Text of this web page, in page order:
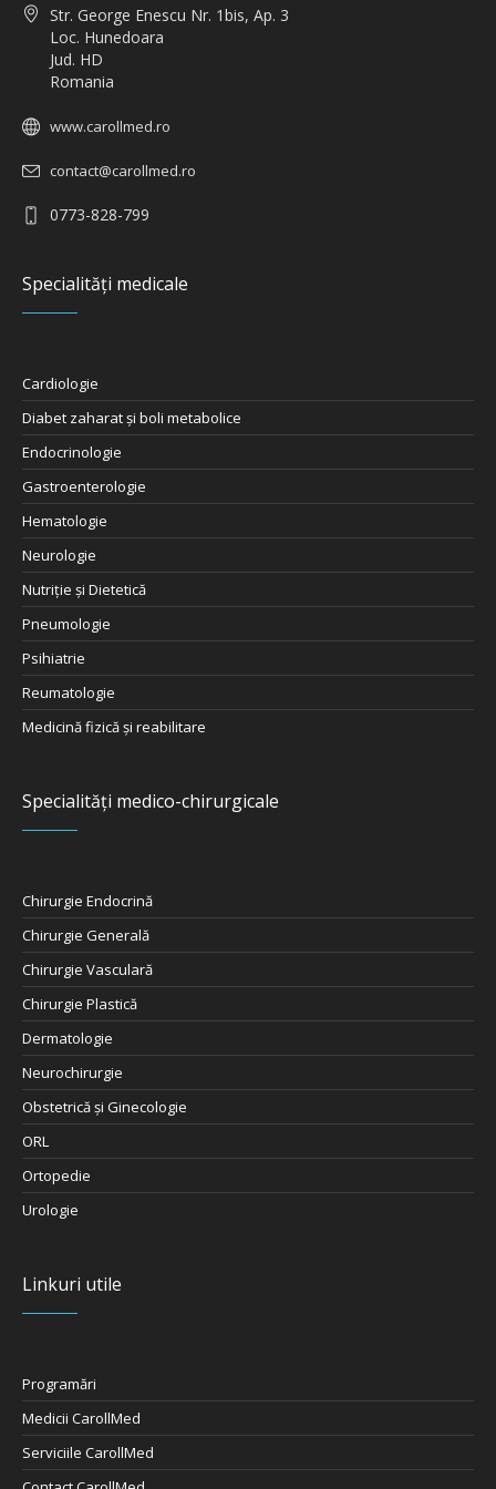
Loc. Hunedoara
Jud. HD
Romania
Diabet zaharat şi boli metabolice
Endocrinologie
Gastroenterologie
Hematologie
Neurologie
Nutriţie şi Dietetică
Pneumologie
Psihiatrie
Reumatologie
Medicină fizică și reabilitare
Chirurgie Generală
Chirurgie Vasculară
Chirurgie Plastică
Dermatologie
Neurochirurgie
Obstetrică şi Ginecologie
ORL
Ortopedie
Urologie
Medicii CarollMed
Serviciile CarollMed
Contact CarollMed